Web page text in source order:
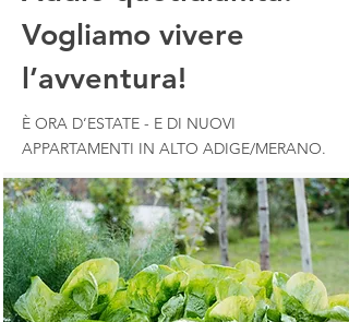
Vogliamo vivere
l’avventura!
È ORA D’ESTATE - E DI NUOVI
APPARTAMENTI IN ALTO ADIGE/MERANO.